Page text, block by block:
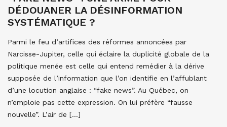
DÉDOUANER LA DÉSINFORMATION
SYSTÉMATIQUE ?
Parmi le feu d’artifices des réformes annoncées par
Narcisse-Jupiter, celle qui éclaire la duplicité globale de la
politique menée est celle qui entend remédier à la dérive
supposée de l’information que l’on identifie en l’affublant
d’une locution anglaise : “fake news”. Au Québec, on
n’emploie pas cette expression. On lui préfère “fausse
nouvelle”. L’air de […]